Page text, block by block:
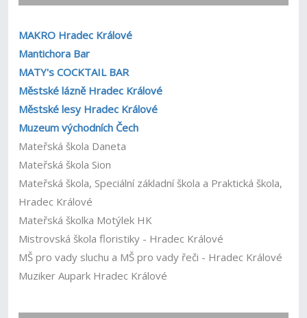
MAKRO Hradec Králové
Mantichora Bar
MATY's COCKTAIL BAR
Městské lázně Hradec Králové
Městské lesy Hradec Králové
Muzeum východních Čech
Mateřská škola Daneta
Mateřská škola Sion
Mateřská škola, Speciální základní škola a Praktická škola,
Hradec Králové
Mateřská školka Motýlek HK
Mistrovská škola floristiky - Hradec Králové
MŠ pro vady sluchu a MŠ pro vady řeči - Hradec Králové
Muziker Aupark Hradec Králové